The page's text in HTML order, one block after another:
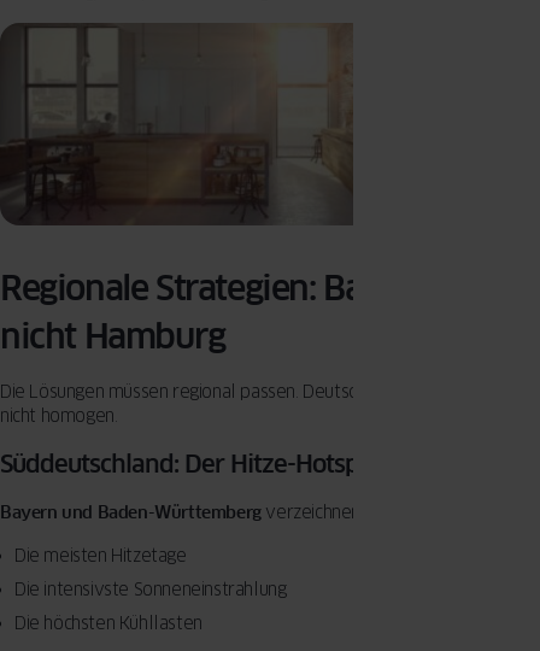
Regionale Strategien: Bayern ist
nicht Hamburg
Die Lösungen müssen regional passen. Deutschland ist klimatisch
nicht homogen.
Süddeutschland: Der Hitze-Hotspot
Bayern und Baden-Württembergverzeichnen:
Die meisten Hitzetage
Die intensivste Sonneneinstrahlung
Die höchsten Kühllasten